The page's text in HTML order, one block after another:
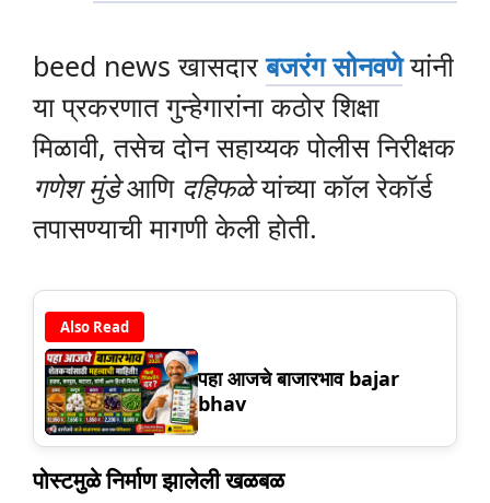
beed news खासदारबजरंग सोनवणेयांनी
या प्रकरणात गुन्हेगारांना कठोर शिक्षा
मिळावी, तसेच दोन सहाय्यक पोलीस निरीक्षक
गणेश मुंडेआणि दहिफळेयांच्या कॉल रेकॉर्ड
तपासण्याची मागणी केली होती.
Also Read
पहा आजचे बाजारभाव bajar
bhav
पोस्टमुळे निर्माण झालेली खळबळ